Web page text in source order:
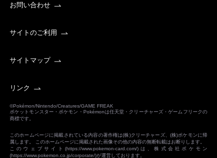
お問い合わせ
サイトのご利用
サイトマップ
リンク
©Pokémon/Nintendo/Creatures/GAME FREAK
ポケットモンスター・ポケモン・Pokémonは任天堂・クリーチャーズ・ゲームフリークの
商標です。
このホームページに掲載されている内容の著作権は(株)クリーチャーズ、(株)ポケモンに帰
属します。 このホームページに掲載された画像その他の内容の無断転載はお断りします。
このウェブサイト(https://www.pokemon-card.com/)は、株式会社ポケモン
(https://www.pokemon.co.jp/corporate/)が運営しております。